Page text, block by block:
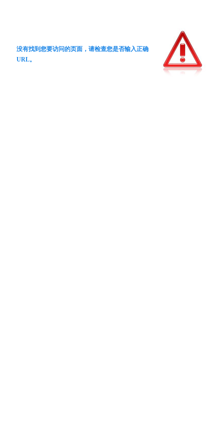
没有找到您要访问的页面，请检查您是否输入正确
URL。